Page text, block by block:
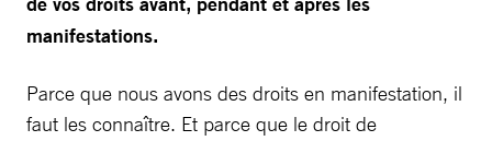
manifestations.
Parce que nous avons des droits en manifestation, il
faut les connaître. Et parce que le droit de